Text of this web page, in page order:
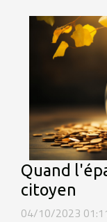
Quand
citoyen
04/10/2023